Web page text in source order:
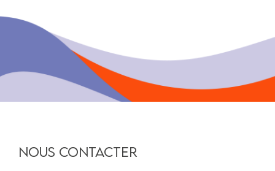
NOUS CONTACTER